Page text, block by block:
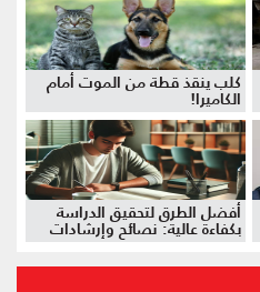
كلب ينقذ قطة من الموت أمام
الكاميرا!
أفضل الطرق لتحقيق الدراسة
بكفاءة عالية: نصائح وإرشادات